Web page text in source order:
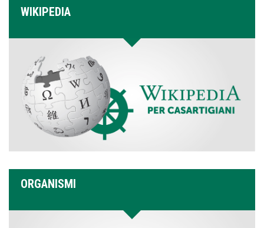
WIKIPEDIA
ORGANISMI